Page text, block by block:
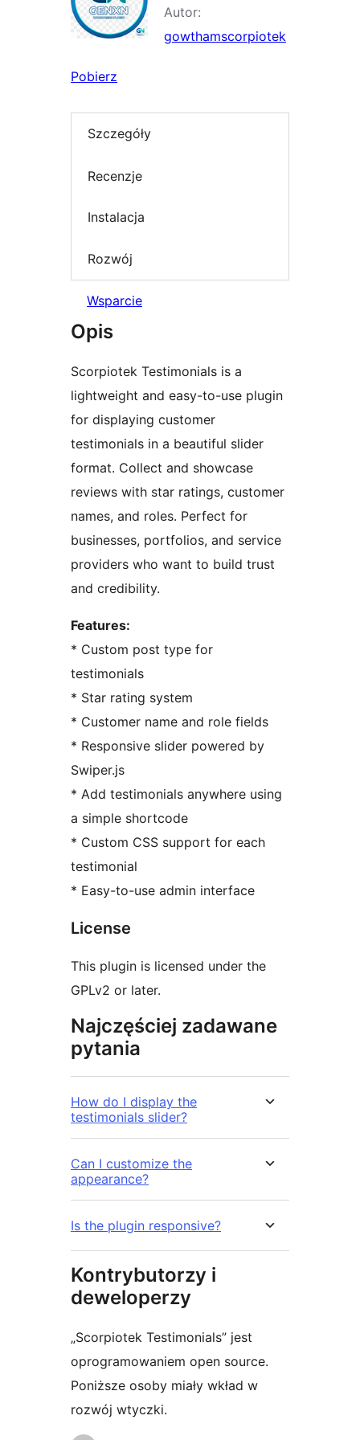
Autor:
gowthamscorpiotek
Pobierz
Szczegóły
Recenzje
Instalacja
Rozwój
Wsparcie
Opis
Scorpiotek Testimonials is a
lightweight and easy-to-use plugin
for displaying customer
testimonials in a beautiful slider
format. Collect and showcase
reviews with star ratings, customer
names, and roles. Perfect for
businesses, portfolios, and service
providers who want to build trust
and credibility.
Features:
* Custom post type for
testimonials
* Star rating system
* Customer name and role fields
* Responsive slider powered by
Swiper.js
* Add testimonials anywhere using
a simple shortcode
* Custom CSS support for each
testimonial
* Easy-to-use admin interface
License
This plugin is licensed under the
GPLv2 or later.
Najczęściej zadawane
pytania
How do I display the
testimonials slider?
Can I customize the
appearance?
Is the plugin responsive?
Kontrybutorzy i
deweloperzy
„Scorpiotek Testimonials” jest
oprogramowaniem open source.
Poniższe osoby miały wkład w
rozwój wtyczki.